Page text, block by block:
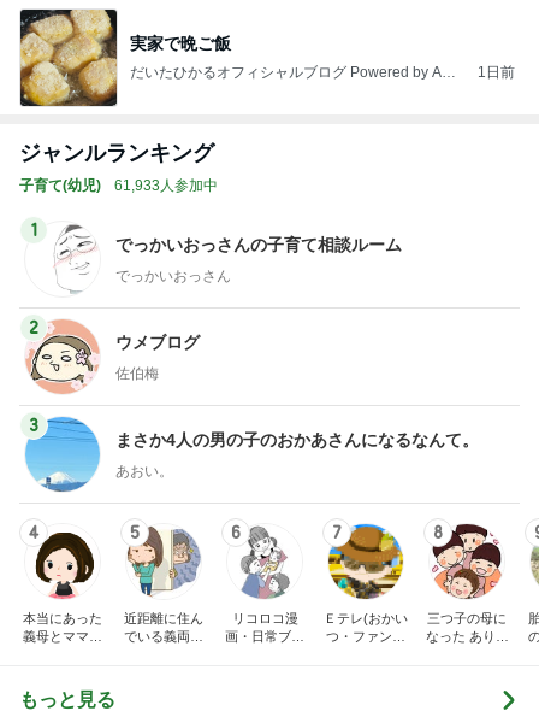
実家で晩ご飯
だいたひかるオフィシャルブログ Powered by Ame
1日前
ジャンルランキング
子育て(幼児) 61,933人参加中
1
でっかいおっさんの子育て相談ルーム
でっかいおっさん
2
ウメブログ
佐伯梅
3
まさか4人の男の子のおかあさんになるなんて。
あおい。
4
本当にあった
義母とママ友
5
近距離に住ん
でいる義両親
6
リコロコ漫
画・日常ブロ
7
Ｅテレ(おかい
つ・ファンタ
8
三つ子の母に
なった ありつ
もっと見る